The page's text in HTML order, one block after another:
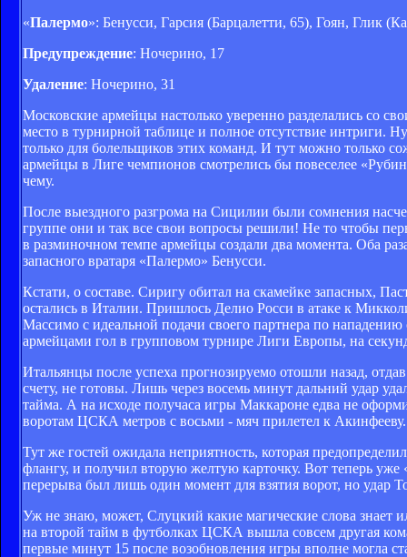
«Палермо»: Бенусси, Гарсия (Барцалетти, 65), Гоян, Глик
Предупреждение: Ночерино, 17
Удаление: Ночерино, 31
Московские армейцы настолько уверенно разделались со
место в турнирной таблице и полное отсутствие интриги.
только для болельщиков этих команд. И тут можно только
армейцы в Лиге чемпионов смотрелись бы повеселее
чему.
После выездного разгрома на Сицилии были сомнения
группе они и так все свои вопросы решили! Не то чтобы
в разминочном темпе армейцы создали два момента. Оба
запасного вратаря «Палермо» Бенусси.
Кстати, о составе. Сиригу обитал на скамейке запасных,
остались в Италии. Пришлось Делио Росси в атаке к
Массимо с идеальной подачи своего партнера по
армейцами гол в групповом турнире Лиги Европы, на
Итальянцы после успеха прогнозируемо отошли назад,
счету, не готовы. Лишь через восемь минут дальний удар
тайма. А на исходе получаса игры Маккароне едва не
воротам ЦСКА метров с восьми - мяч прилетел к Акинфееву.
Тут же гостей ожидала неприятность, которая
флангу, и получил вторую желтую карточку. Вот теперь
перерыва был лишь один момент для взятия ворот, но удар
Уж не знаю, может, Слуцкий какие магические слова знает
на второй тайм в футболках ЦСКА вышла совсем другая
первые минут 15 после возобновления игры вполне могла